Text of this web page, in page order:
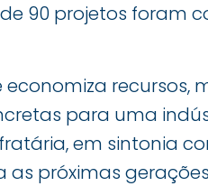
90 projetos foram
economiza recursos,
para uma
em sintonia
próximas